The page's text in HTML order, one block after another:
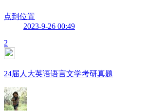
点到位置
2023-9-26 00:49
2
24届人大英语语言文学考研真题